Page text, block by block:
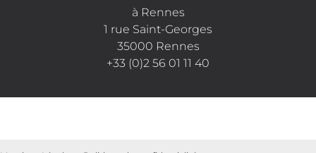
à Rennes
1 rue Saint-Georges
35000 Rennes
+33 (0)2 56 01 11 40